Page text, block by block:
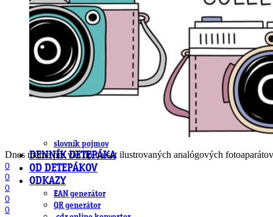
pre klientov
pdf, ps, acrobat, distiller
fonty, písmo, typografia
farby a color management návody
indesign
photoshop
illustrator
lightroom
OS X
slovník pojmov
DENNÍK DETEPÁKA
OD DETEPÁKOV
ODKAZY
EAN generátor
QR generátor
Dnes máme pre vás tip na set ilustrovaných analógových
0
0
0
0
0